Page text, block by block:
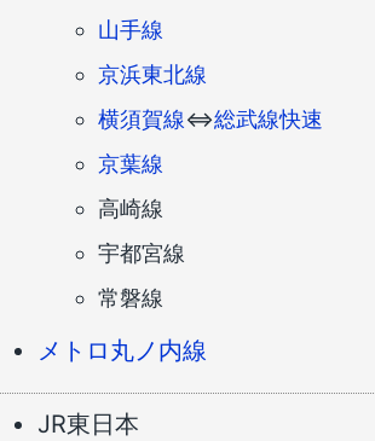
山手線
京浜東北線
横須賀線⇔総武線快速
京葉線
高崎線
宇都宮線
常磐線
メトロ丸ノ内線
JR東日本